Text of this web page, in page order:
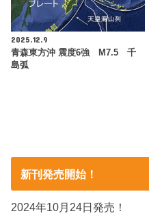
2025.12.9
青森東方沖 震度6強 M7.5 千
島弧
新刊発売開始！
2024年10月24日発売！